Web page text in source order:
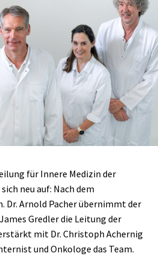
für Innere Medizin der
neu auf: Nach dem
Arnold Pacher übernimmt der
Gredler die Leitung der
mit Dr. Christoph Achernig
und Onkologe das Team.